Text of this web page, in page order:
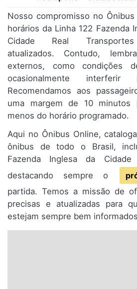
Nosso compromisso no
horários da Linha 122 Fazenda
Cidade Real Transportes
atualizados. Contudo,
externos, como condições
ocasionalmente interferir
Recomendamos aos
uma margem de 10 minutos
menos do horário programado.
Aqui no Ônibus Online,
ônibus de todo o Brasil,
Fazenda Inglesa da Cidade
destacando sempre o
partida. Temos a missão de
precisas e atualizadas para
estejam sempre bem